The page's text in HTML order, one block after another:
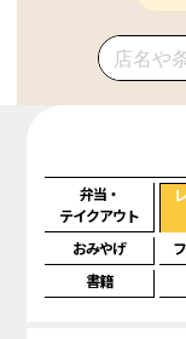
弁当・
テイクアウト
おみやげ
書籍